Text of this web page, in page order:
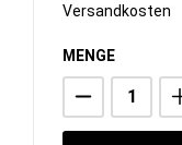
Versandkosten
MENGE